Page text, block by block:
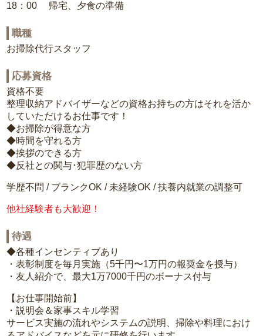
18：00 帰宅、夕食の準備
職種
お掃除代行スタッフ
応募資格
資格不要
整理収納アドバイザーなどの資格お持ちの方はそれを活か
していただけるお仕事です！
◆お掃除が得意な方
◆時間を守れる方
◆挨拶のできる方
◆反社との関与･犯罪歴のない方
学歴不問 / ブランクOK / 未経験OK / 扶養内就業の調整可
他社経験者も大歓迎！
待遇
◆各種インセンティブあり
・表彰制度を毎月実施（5千円〜1万円の報奨金を授与）
・友人紹介で、最大1万7000千円のボーナス付与
【お仕事開始前】
・説明会＆家事スキル学習
サービス実施の流れやシステムの説明、掃除や料理におけ